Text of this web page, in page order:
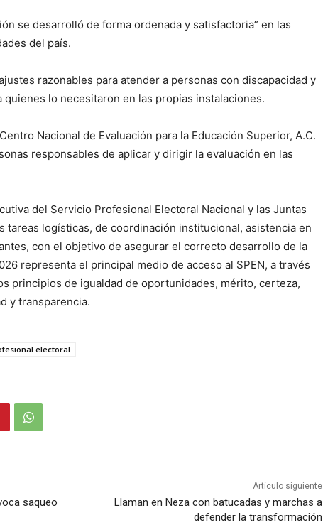
se desarrolló de forma ordenada y satisfactoria” en las
del país.
razonables para atender a personas con discapacidad y
lo necesitaron en las propias instalaciones.
Nacional de Evaluación para la Educación Superior, A.C.
responsables de aplicar y dirigir la evaluación en las
del Servicio Profesional Electoral Nacional y las Juntas
tareas logísticas, de coordinación institucional, asistencia en
con el objetivo de asegurar el correcto desarrollo de la
representa el principal medio de acceso al SPEN, a través
principios de igualdad de oportunidades, mérito, certeza,
y transparencia.
electoral
saqueo
Artículo siguiente
Llaman en Neza con batucadas y marchas a
defender la transformación